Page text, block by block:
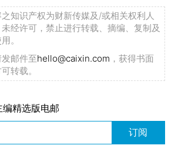
知识产权为财新传媒及/或相关权利人
经许可，禁止进行转载、摘编、复制及
。
邮件至hello@caixin.com ，获得书面
转载。
精选版电邮
订阅